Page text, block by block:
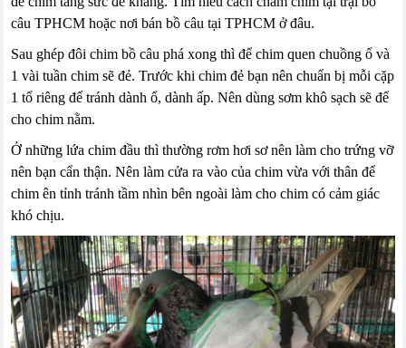
câu TPHCM hoặc nơi bán bồ câu tại TPHCM ở đâu.
Sau ghép đôi chim bồ câu phá xong thì để chim quen chuồng ổ và
1 vài tuần chim sẽ đẻ. Trước khi chim đẻ bạn nên chuẩn bị mỗi cặp
1 tổ riêng để tránh dành ổ, dành ấp. Nên dùng sơm khô sạch sẽ để
cho chim nằm.
Ở những lứa chim đầu thì thường rơm hơi sơ nên làm cho trứng vỡ
nên bạn cẩn thận. Nên làm cửa ra vào của chim vừa với thân để
chim ên tỉnh tránh tầm nhìn bên ngoài làm cho chim có cảm giác
khó chịu.